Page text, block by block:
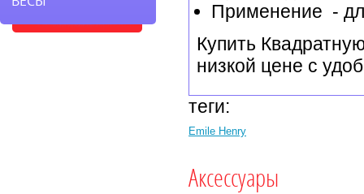
Применение -
Купить
низкой цене с
теги:
Emile Henry
Аксессуары